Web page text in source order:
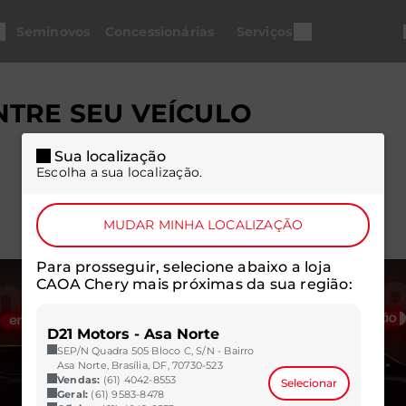
SEU VEÍCULO
Sua localização
Escolha a sua localização.
MUDAR MINHA LOCALIZAÇÃO
Para prosseguir, selecione abaixo a loja
CAOA Chery mais próximas da sua região:
D21 Motors - Asa Norte
SEP/N Quadra 505 Bloco C, S/N - Bairro
Asa Norte, Brasília, DF, 70730-523
Vendas: (61) 4042-8553
Geral: (61) 9583-8478
Selecionar